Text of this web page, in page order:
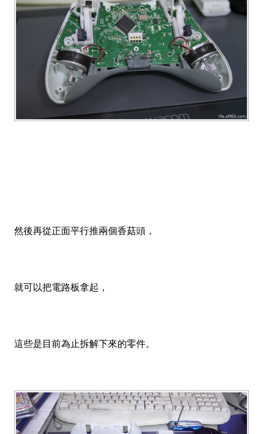
然後再從正面平行推兩個香菇頭，
就可以把電路板拿起，
這些是目前為止拆解下來的零件。